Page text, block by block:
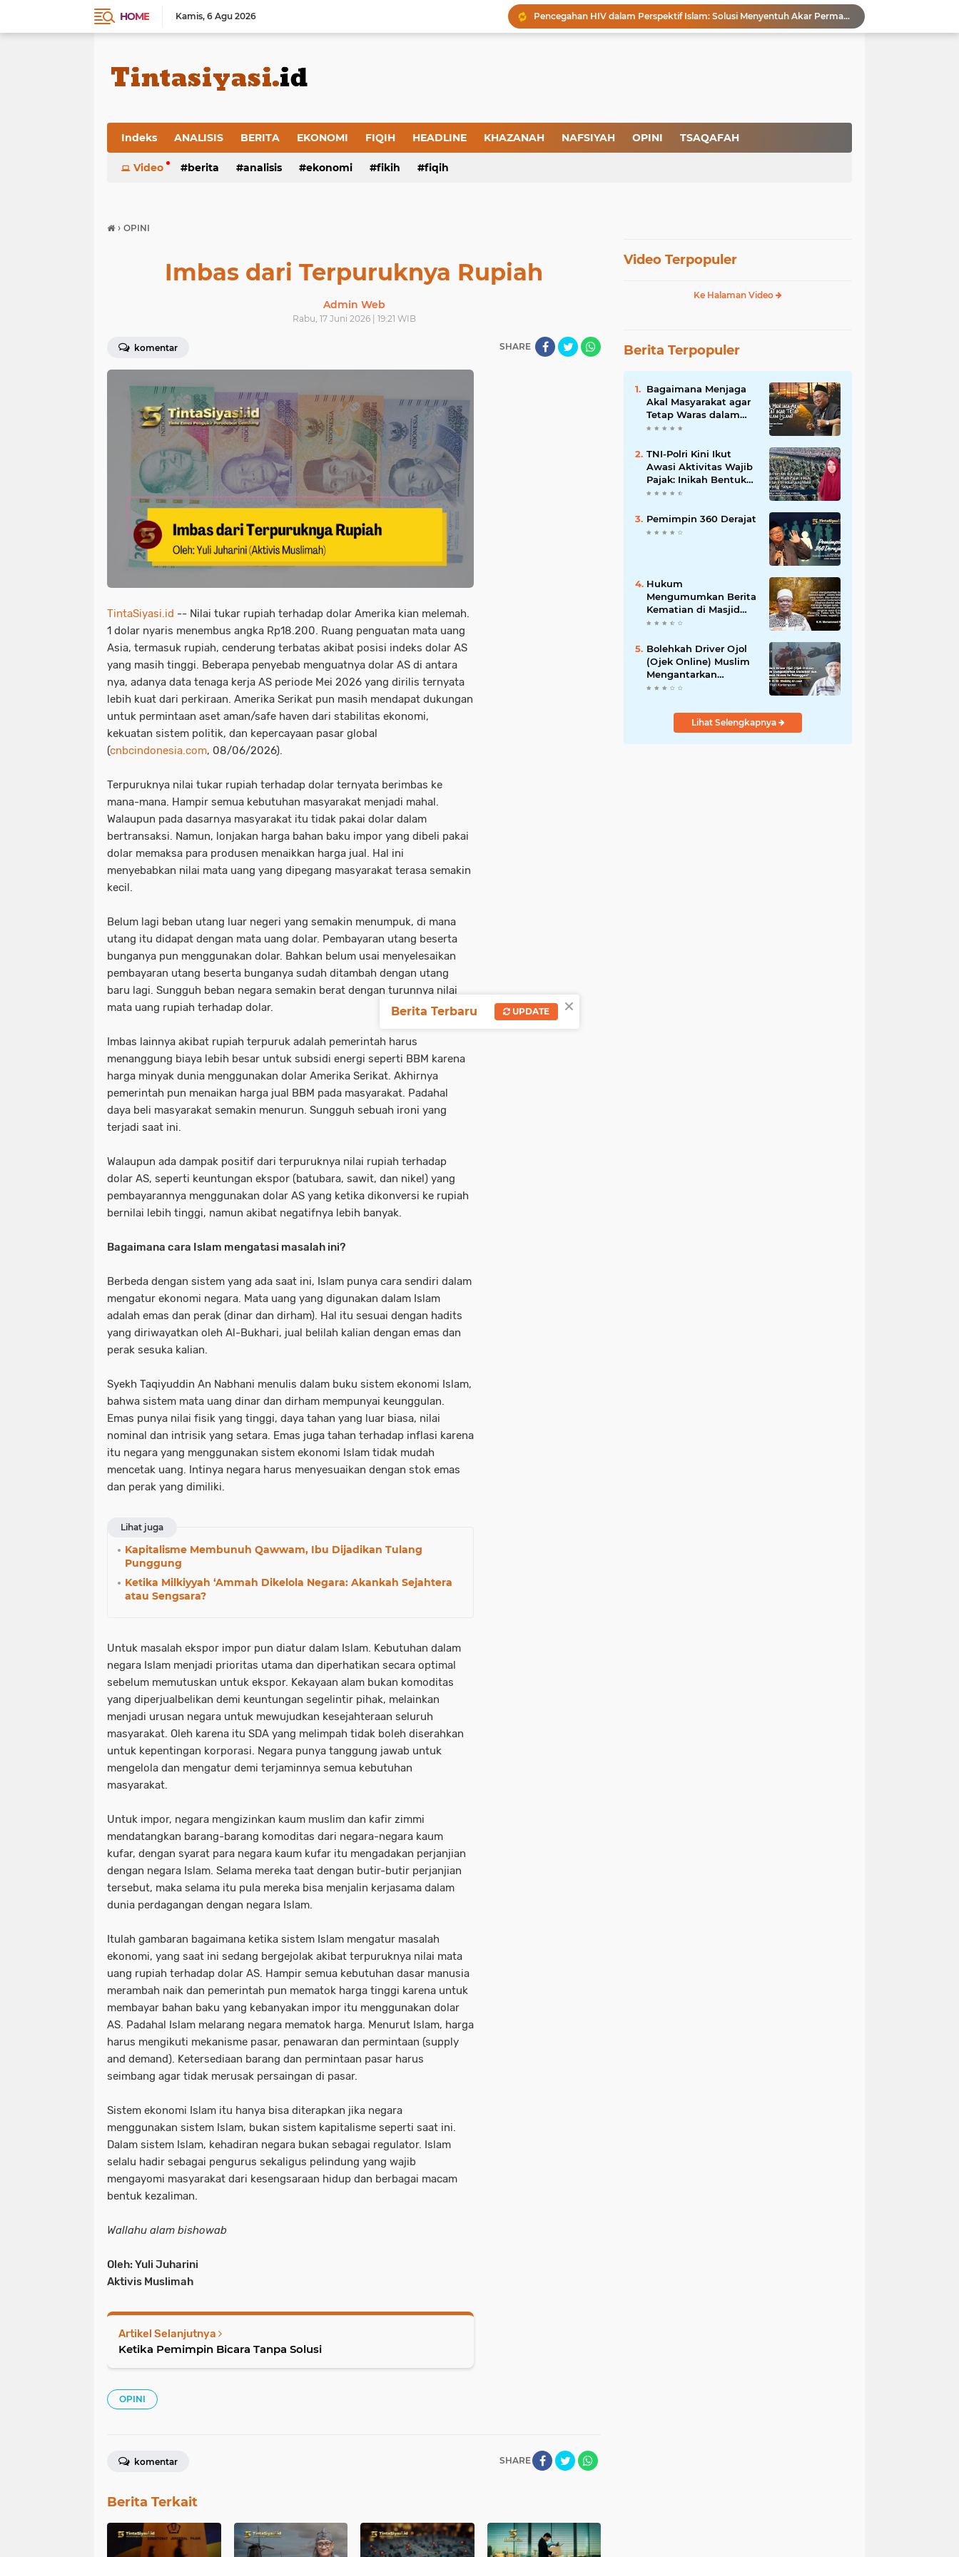
HOME Kamis 6 Agu 2026
Pencegahan HIV dalam Perspektif Islam: Solusi Menyentuh Akar Permasalahan
Menjaga Hadis, Menjaga Peradaban
"Londo Ireng", Saat Hasan Nasbi Membahayakan Presiden
Fenomena Court of Netizen: Urgensi Kepastian Standar Hukum dan Moral dalam Perspektif Islam
Indeks ANALISIS BERITA EKONOMI FIQIH HEADLINE KHAZANAH NAFSIYAH OPINI TSAQAFAH
Video berita analisis ekonomi fikih fiqih
› OPINI
Imbas dari Terpuruknya Rupiah
Admin Web
Rabu, 17 Juni 2026 | 19:21 WIB
komentar SHARE
TintaSiyasi.id -- Nilai tukar rupiah terhadap dolar Amerika kian melemah.
1 dolar nyaris menembus angka Rp18.200. Ruang penguatan mata uang
Asia, termasuk rupiah, cenderung terbatas akibat posisi indeks dolar AS
yang masih tinggi. Beberapa penyebab menguatnya dolar AS di antara
nya, adanya data tenaga kerja AS periode Mei 2026 yang dirilis ternyata
lebih kuat dari perkiraan. Amerika Serikat pun masih mendapat dukungan
untuk permintaan aset aman/safe haven dari stabilitas ekonomi,
kekuatan sistem politik, dan kepercayaan pasar global
(cnbcindonesia.com, 08/06/2026).
Terpuruknya nilai tukar rupiah terhadap dolar ternyata berimbas ke
mana-mana. Hampir semua kebutuhan masyarakat menjadi mahal.
Walaupun pada dasarnya masyarakat itu tidak pakai dolar dalam
bertransaksi. Namun, lonjakan harga bahan baku impor yang dibeli pakai
dolar memaksa para produsen menaikkan harga jual. Hal ini
menyebabkan nilai mata uang yang dipegang masyarakat terasa semakin
kecil.
Belum lagi beban utang luar negeri yang semakin menumpuk, di mana
utang itu didapat dengan mata uang dolar. Pembayaran utang beserta
bunganya pun menggunakan dolar. Bahkan belum usai menyelesaikan
pembayaran utang beserta bunganya sudah ditambah dengan utang
baru lagi. Sungguh beban negara semakin berat dengan turunnya nilai
mata uang rupiah terhadap dolar.
Imbas lainnya akibat rupiah terpuruk adalah pemerintah harus
menanggung biaya lebih besar untuk subsidi energi seperti BBM karena
harga minyak dunia menggunakan dolar Amerika Serikat. Akhirnya
pemerintah pun menaikan harga jual BBM pada masyarakat. Padahal
daya beli masyarakat semakin menurun. Sungguh sebuah ironi yang
terjadi saat ini.
Walaupun ada dampak positif dari terpuruknya nilai rupiah terhadap
dolar AS, seperti keuntungan ekspor (batubara, sawit, dan nikel) yang
pembayarannya menggunakan dolar AS yang ketika dikonversi ke rupiah
bernilai lebih tinggi, namun akibat negatifnya lebih banyak.
Bagaimana cara Islam mengatasi masalah ini?
Berbeda dengan sistem yang ada saat ini, Islam punya cara sendiri dalam
mengatur ekonomi negara. Mata uang yang digunakan dalam Islam
adalah emas dan perak (dinar dan dirham). Hal itu sesuai dengan hadits
yang diriwayatkan oleh Al-Bukhari, jual belilah kalian dengan emas dan
perak sesuka kalian.
Syekh Taqiyuddin An Nabhani menulis dalam buku sistem ekonomi Islam,
bahwa sistem mata uang dinar dan dirham mempunyai keunggulan.
Emas punya nilai fisik yang tinggi, daya tahan yang luar biasa, nilai
nominal dan intrisik yang setara. Emas juga tahan terhadap inflasi karena
itu negara yang menggunakan sistem ekonomi Islam tidak mudah
mencetak uang. Intinya negara harus menyesuaikan dengan stok emas
dan perak yang dimiliki.
Lihat juga
Kapitalisme Membunuh Qawwam, Ibu Dijadikan Tulang
Punggung
Ketika Milkiyyah ‘Ammah Dikelola Negara: Akankah Sejahtera
atau Sengsara?
Untuk masalah ekspor impor pun diatur dalam Islam. Kebutuhan dalam
negara Islam menjadi prioritas utama dan diperhatikan secara optimal
sebelum memutuskan untuk ekspor. Kekayaan alam bukan komoditas
yang diperjualbelikan demi keuntungan segelintir pihak, melainkan
menjadi urusan negara untuk mewujudkan kesejahteraan seluruh
masyarakat. Oleh karena itu SDA yang melimpah tidak boleh diserahkan
untuk kepentingan korporasi. Negara punya tanggung jawab untuk
mengelola dan mengatur demi terjaminnya semua kebutuhan
masyarakat.
Untuk impor, negara mengizinkan kaum muslim dan kafir zimmi
mendatangkan barang-barang komoditas dari negara-negara kaum
kufar, dengan syarat para negara kaum kufar itu mengadakan perjanjian
dengan negara Islam. Selama mereka taat dengan butir-butir perjanjian
tersebut, maka selama itu pula mereka bisa menjalin kerjasama dalam
dunia perdagangan dengan negara Islam.
Itulah gambaran bagaimana ketika sistem Islam mengatur masalah
ekonomi, yang saat ini sedang bergejolak akibat terpuruknya nilai mata
uang rupiah terhadap dolar AS. Hampir semua kebutuhan dasar manusia
merambah naik dan pemerintah pun mematok harga tinggi karena untuk
membayar bahan baku yang kebanyakan impor itu menggunakan dolar
AS. Padahal Islam melarang negara mematok harga. Menurut Islam, harga
harus mengikuti mekanisme pasar, penawaran dan permintaan (supply
and demand). Ketersediaan barang dan permintaan pasar harus
seimbang agar tidak merusak persaingan di pasar.
Sistem ekonomi Islam itu hanya bisa diterapkan jika negara
menggunakan sistem Islam, bukan sistem kapitalisme seperti saat ini.
Dalam sistem Islam, kehadiran negara bukan sebagai regulator. Islam
selalu hadir sebagai pengurus sekaligus pelindung yang wajib
mengayomi masyarakat dari kesengsaraan hidup dan berbagai macam
bentuk kezaliman.
Wallahu alam bishowab
Oleh: Yuli Juharini
Aktivis Muslimah
Artikel Selanjutnya
Ketika Pemimpin Bicara Tanpa Solusi
OPINI
SHARE
komentar
Berita Terkait
Video Terpopuler
Ke Halaman Video
Berita Terpopuler
Bagaimana Menjaga
Akal Masyarakat agar
Tetap Waras dalam
Islam?
TNI-Polri Kini Ikut
Awasi Aktivitas Wajib
Pajak: Inikah Bentuk
Intimidasi yang Makin
Pemimpin 360 Derajat
Hukum
Mengumumkan Berita
Kematian di Masjid
dan Medsos
Bolehkah Driver Ojol
(Ojek Online) Muslim
Mengantarkan
Makanan dan
Pelanggan?
Lihat Selengkapnya
×
Berita Terbaru UPDATE